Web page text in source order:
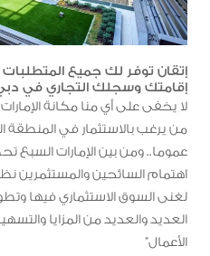
إتقان توفر لك جميع
إقامتك وسجلك التجاري في
لا يخفى على أي منا مكانة
من يرغب بالاستثمار في المنطقة
عموما.. ومن بين الإمارات السبع
اهتمام السائحين والمستثمرين
لغنى السوق الاستثماري فيها
العديد والعديد من المزايا
الأعمال”